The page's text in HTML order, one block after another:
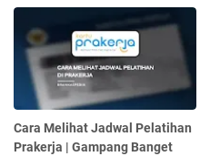
Cara Melihat Jadwal Pelatihan
Prakerja | Gampang Banget